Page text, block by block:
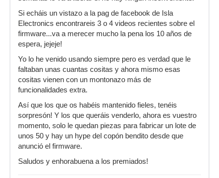
Si echáis un vistazo a la pag de facebook de Isla
Electronics encontrareis 3 o 4 videos recientes sobre el
firmware...va a merecer mucho la pena los 10 años de
espera, jejeje!
Yo lo he venido usando siempre pero es verdad que le
faltaban unas cuantas cositas y ahora mismo esas
cositas vienen con un montonazo más de
funcionalidades extra.
Así que los que os habéis mantenido fieles, tenéis
sorpresón! Y los que queráis venderlo, ahora es vuestro
momento, solo le quedan piezas para fabricar un lote de
unos 50 y hay un hype del copón bendito desde que
anunció el firmware.
Saludos y enhorabuena a los premiados!